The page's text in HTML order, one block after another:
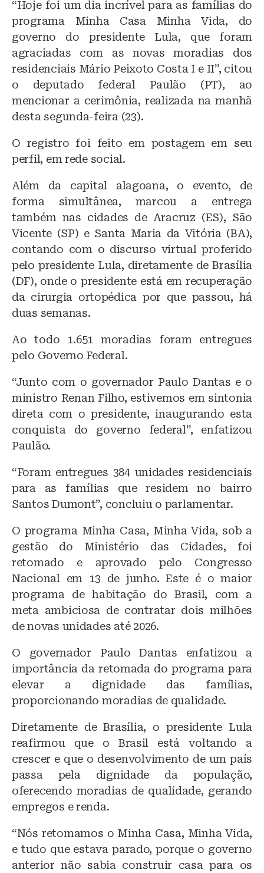
k
“Hoje foi um dia incrível para as famílias do
programa Minha Casa Minha Vida, do
governo do presidente Lula, que foram
agraciadas com as novas moradias dos
residenciais Mário Peixoto Costa I e II”, citou
o deputado federal Paulão (PT), ao
mencionar a cerimônia, realizada na manhã
desta segunda-feira (23).
O registro foi feito em postagem em seu
perfil, em rede social.
Além da capital alagoana, o evento, de
forma simultânea, marcou a entrega
também nas cidades de Aracruz (ES), São
Vicente (SP) e Santa Maria da Vitória (BA),
contando com o discurso virtual proferido
pelo presidente Lula, diretamente de Brasília
(DF), onde o presidente está em recuperação
da cirurgia ortopédica por que passou, há
duas semanas.
Ao todo 1.651 moradias foram entregues
pelo Governo Federal.
“Junto com o governador Paulo Dantas e o
ministro Renan Filho, estivemos em sintonia
direta com o presidente, inaugurando esta
conquista do governo federal”, enfatizou
Paulão.
“Foram entregues 384 unidades residenciais
para as famílias que residem no bairro
Santos Dumont”, concluiu o parlamentar.
O programa Minha Casa, Minha Vida, sob a
gestão do Ministério das Cidades, foi
retomado e aprovado pelo Congresso
Nacional em 13 de junho. Este é o maior
programa de habitação do Brasil, com a
meta ambiciosa de contratar dois milhões
de novas unidades até 2026.
O governador Paulo Dantas enfatizou a
importância da retomada do programa para
elevar a dignidade das famílias,
proporcionando moradias de qualidade.
Diretamente de Brasília, o presidente Lula
reafirmou que o Brasil está voltando a
crescer e que o desenvolvimento de um país
passa pela dignidade da população,
oferecendo moradias de qualidade, gerando
empregos e renda.
“Nós retomamos o Minha Casa, Minha Vida,
e tudo que estava parado, porque o governo
anterior não sabia construir casa para os